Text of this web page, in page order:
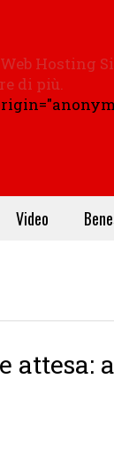
Video
attesa: